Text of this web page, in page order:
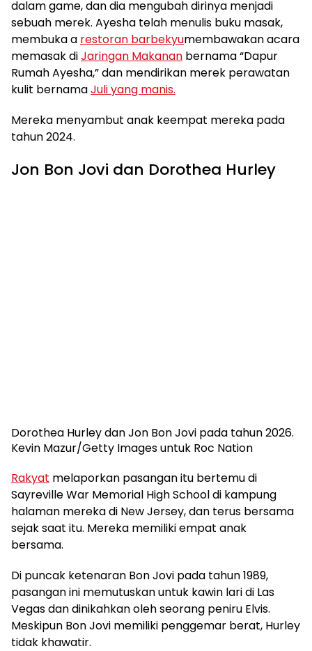
dalam game, dan dia mengubah dirinya menjadi
sebuah merek. Ayesha telah menulis buku masak,
membuka a restoran barbekyumembawakan acara
memasak diJaringan Makanan bernama “Dapur
Rumah Ayesha,” dan mendirikan merek perawatan
kulit bernamaJuli yang manis.
Mereka menyambut anak keempat mereka pada
tahun 2024.
Jon Bon Jovi dan Dorothea Hurley
Dorothea Hurley dan Jon Bon Jovi pada tahun 2026.
Kevin Mazur/Getty Images untuk Roc Nation
Rakyat melaporkan pasangan itu bertemu di
Sayreville War Memorial High School di kampung
halaman mereka di New Jersey, dan terus bersama
sejak saat itu. Mereka memiliki empat anak
bersama.
Di puncak ketenaran Bon Jovi pada tahun 1989,
pasangan ini memutuskan untuk kawin lari di Las
Vegas dan dinikahkan oleh seorang peniru Elvis.
Meskipun Bon Jovi memiliki penggemar berat, Hurley
tidak khawatir.